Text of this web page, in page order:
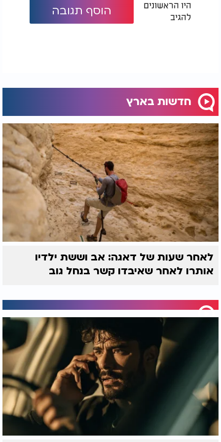
היו הראשונים
להגיב
הוסף תגובה
חדשות בארץ
לאחר שעות של דאגה: אב וששת ילדיו
אותרו לאחר שאיבדו קשר בנחל גוב